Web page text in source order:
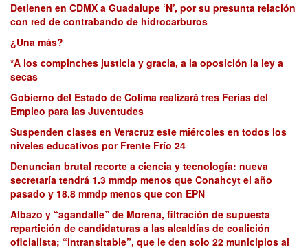
Detienen en CDMX a Guadalupe ‘N’, por su presunta relación
con red de contrabando de hidrocarburos
¿Una más?
*A los compinches justicia y gracia, a la oposición la ley a
secas
Gobierno del Estado de Colima realizará tres Ferias del
Empleo para las Juventudes
Suspenden clases en Veracruz este miércoles en todos los
niveles educativos por Frente Frío 24
Denuncian brutal recorte a ciencia y tecnología: nueva
secretaría tendrá 1.3 mmdp menos que Conahcyt el año
pasado y 18.8 mmdp menos que con EPN
Albazo y “agandalle” de Morena, filtración de supuesta
repartición de candidaturas a las alcaldías de coalición
oficialista; “intransitable”, que le den solo 22 municipios al